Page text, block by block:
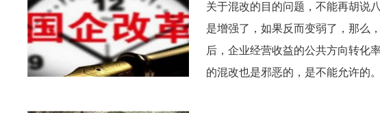
关于混改的目的问题，不能再胡说
是增强了，如果反而变弱了，那么
后，企业经营收益的公共方向转化
的混改也是邪恶的，是不能允许的。